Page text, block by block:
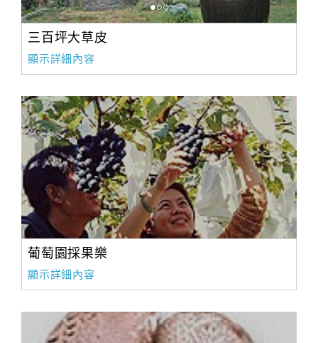
三百坪大草皮
顯示詳細內容
葡萄園採果樂
顯示詳細內容